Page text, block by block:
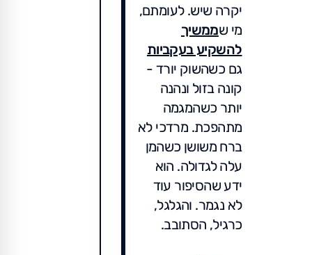
יקרה שיש. לעומתם,
מי שממשיך
להשקיע בעקביות
גם כשהשוק יורד -
קונה בזול ונהנה
יותר כשהמגמה
מתהפכת. מרדכי לא
ברח משושן כשהמן
עלה לגדולה. הוא
ידע שהסיפור עוד
לא נגמר. והגלגל,
כרגיל, הסתובב.